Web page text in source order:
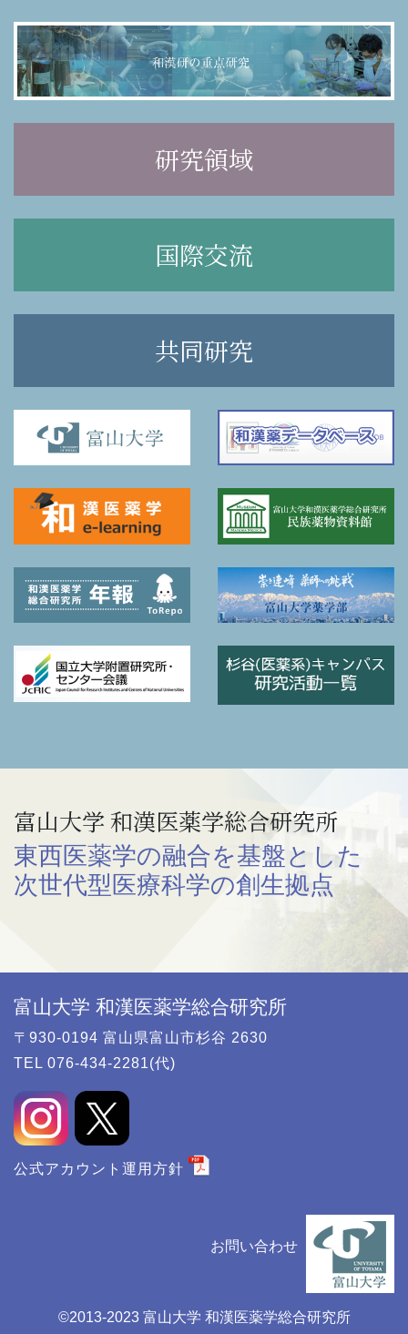
研究領域
国際交流
共同研究
富山大学 和漢医薬学総合研究所
東西医薬学の融合を基盤とした
次世代型医療科学の創生拠点
富山大学 和漢医薬学総合研究所
〒930-0194 富山県富山市杉谷 2630
TEL 076-434-2281(代)
公式アカウント運用方針
お問い合わせ
©️2013-2023 富山大学 和漢医薬学総合研究所